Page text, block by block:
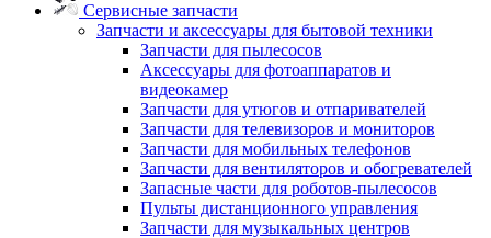
Сервисные запчасти
Запчасти и аксессуары для бытовой техники
Запчасти для пылесосов
Аксессуары для фотоаппаратов и
видеокамер
Запчасти для утюгов и отпаривателей
Запчасти для телевизоров и мониторов
Запчасти для мобильных телефонов
Запчасти для вентиляторов и обогревателей
Запасные части для роботов-пылесосов
Пульты дистанционного управления
Запчасти для музыкальных центров